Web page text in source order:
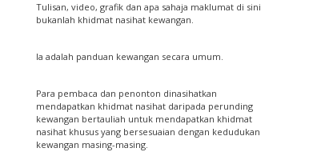
Tulisan, video, grafik dan apa sahaja maklumat di sini
bukanlah khidmat nasihat kewangan.
Ia adalah panduan kewangan secara umum.
Para pembaca dan penonton dinasihatkan
mendapatkan khidmat nasihat daripada perunding
kewangan bertauliah untuk mendapatkan khidmat
nasihat khusus yang bersesuaian dengan kedudukan
kewangan masing-masing.